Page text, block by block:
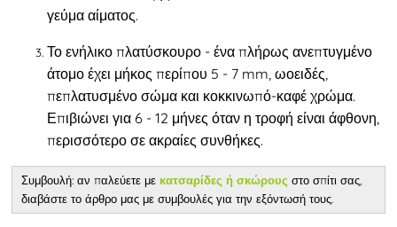
γεύμα αίματος.
Το ενήλικο πλατύσκουρο - ένα πλήρως ανεπτυγμένο
άτομο έχει μήκος περίπου 5 - 7 mm, ωοειδές,
πεπλατυσμένο σώμα και κοκκινωπό-καφέ χρώμα.
Επιβιώνει για 6 - 12 μήνες όταν η τροφή είναι άφθονη,
περισσότερο σε ακραίες συνθήκες.
Συμβουλή: αν παλεύετε με κατσαρίδες ή σκώρους στο σπίτι σας,
διαβάστε το άρθρο μας με συμβουλές για την εξόντωσή τους.